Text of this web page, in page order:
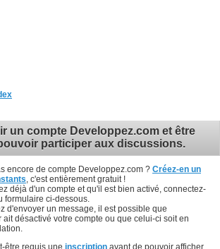
un compte Developpez.com et être
participer aux discussions.
encore de compte Developpez.com ? Créez-en un
, c'est entièrement gratuit !
déjà d'un compte et qu'il est bien activé, connectez-
formulaire ci-dessous.
d'envoyer un message, il est possible que
ait désactivé votre compte ou que celui-ci soit en
être requis une inscription avant de pouvoir afficher